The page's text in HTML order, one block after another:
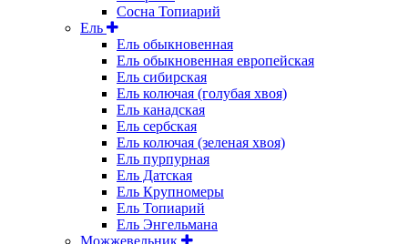
Сосна Топиарий
Ель
Ель обыкновенная
Ель обыкновенная европейская
Ель сибирская
Ель колючая (голубая хвоя)
Ель канадская
Ель сербская
Ель колючая (зеленая хвоя)
Ель пурпурная
Ель Датская
Ель Крупномеры
Ель Топиарий
Ель Энгельмана
Можжевельник